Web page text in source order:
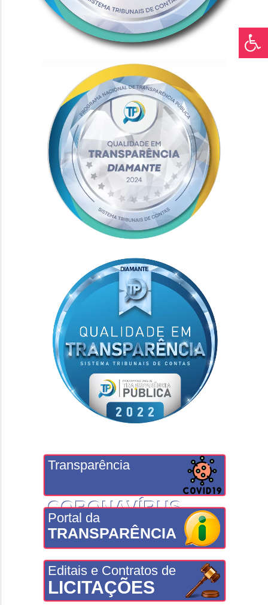
Transparência
CORONAVÍRUS
Portal da
TRANSPARÊNCIA
Editais e Contratos de
LICITAÇÕES